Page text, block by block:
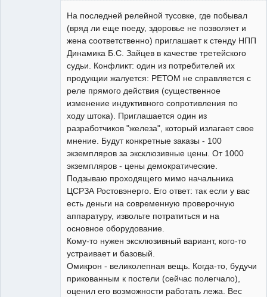
На последней релейной тусовке, где побывал
(вряд ли еще поеду, здоровье не позволяет и
жена соответственно) приглашает к стенду НПП
Динамика Б.С. Зайцев в качестве третейского
судьи. Конфликт: один из потребителей их
продукции жалуется: РЕТОМ не справляется с
реле прямого действия (существенное
изменение индуктивного сопротивления по
ходу штока). Приглашается один из
разработчиков "железа", который излагает свое
мнение. Будут конкретные заказы - 100
экземпляров за эксклюзивные цены. От 1000
экземпляров - цены демократические.
Подзываю проходящего мимо начальника
ЦСРЗА Ростовэнерго. Его ответ: так если у вас
есть деньги на современную проверочную
аппаратуру, извольте потратиться и на
основное оборудование.
Кому-то нужен эксклюзивный вариант, кого-то
устраивает и базовый.
Омикрон - великолепная вещь. Когда-то, будучи
прикованным к постели (сейчас полегчало),
оценил его возможности работать лежа. Вес